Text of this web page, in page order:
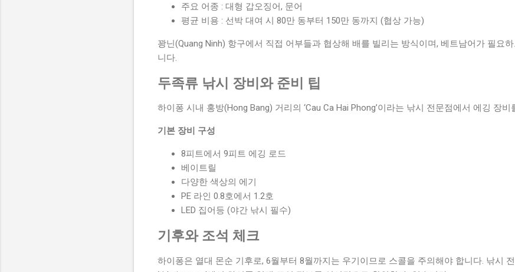
주요 어종 : 대형 갑오징어, 문어
평균 비용 : 선박 대여 시 80만 동부터 150만 동까지 (협상 가능)
꽝닌(Quang Ninh) 항구에서 직접 어부들과 협상해 배를 빌리는 방식이며, 베트남어가 필요
니다.
두족류 낚시 장비와 준비 팁
하이퐁 시내 홍방(Hong Bang) 거리의 ‘Cau Ca Hai Phong’이라는 낚시 전문점에서 에깅 장
기본 장비 구성
8피트에서 9피트 에깅 로드
베이트릴
다양한 색상의 에기
PE 라인 0.8호에서 1.2호
LED 집어등 (야간 낚시 필수)
기후와 조석 체크
하이퐁은 열대 몬순 기후로, 6월부터 8월까지는 우기이므로 스콜을 주의해야 합니다. 낚시